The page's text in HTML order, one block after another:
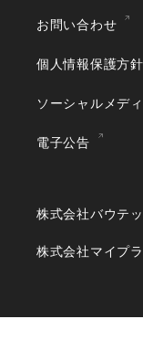
お問い合わせ
個人情報保護方針
ソーシャルメデ
電子公告
株式会社バウテ
株式会社マイプ